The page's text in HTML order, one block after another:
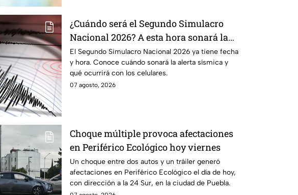
¿Cuándo será el Segundo Simulacro
Nacional 2026? A esta hora sonará la
alerta sísmica
El Segundo Simulacro Nacional 2026 ya tiene fecha
y hora. Conoce cuándo sonará la alerta sísmica y
qué ocurrirá con los celulares.
07 agosto, 2026
Choque múltiple provoca afectaciones
en Periférico Ecológico hoy viernes
Un choque entre dos autos y un tráiler generó
afectaciones en Periférico Ecológico el día de hoy,
con dirección a la 24 Sur, en la ciudad de Puebla.